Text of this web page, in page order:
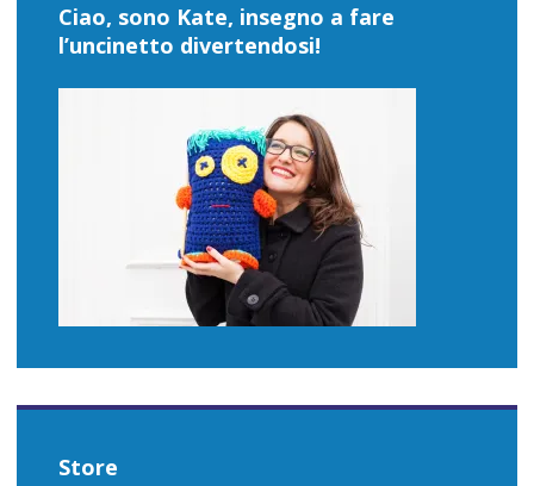
Ciao, sono Kate, insegno a fare
l’uncinetto divertendosi!
Store